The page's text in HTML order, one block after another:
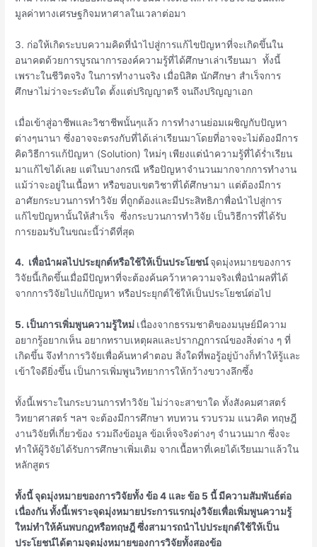
มูลค่าทางเศรษฐกิจมหาศาลในเวลาต่อมา
3. ก่อให้เกิดระบบความคิดที่นำไปสู่การแก้ไขปัญหาที่จะเกิดขึ้นใน
อนาคตด้วยการบูรณาการองค์ความรู้ที่ได้ศึกษาเล่าเรียนมา ทั้งนี้
เพราะในชีวิตจริง ในการทำงานจริง เมื่อนิสิต นักศึกษา สำเร็จการ
ศึกษาไม่ว่าจะระดับใด ตั้งแต่ปริญญาตรี จนถึงปริญญาเอก
เมื่อเข้าสู่อาชีพและวิชาชีพนั้นๆแล้ว การทำงานย่อมเผชิญกับปัญหา
ต่างๆนานา ซึ่งอาจจะตรงกับที่ได้เล่าเรียนมาโดยที่อาจจะไม่ต้องมีการ
คิดวิธีการแก้ปัญหา (Solution) ใหม่ๆ เพียงแต่นำความรู้ที่ได้ร่ำเรียน
มาแก้ไขได้เลย แต่ในบางกรณี หรือปัญหาจำนวนมากจากการทำงาน
แม้ว่าจะอยู่ในเนื้อหา หรือขอบเขตวิชาที่ได้ศึกษามา แต่ต้องมีการ
อาศัยกระบวนการทำวิจัย ที่ถูกต้องและมีประสิทธิภาพื่อนำไปสู่การ
แก้ไขปัญหานั้นให้สำเร็จ ซึ่งกระบวนการทำวิจัย เป็นวิธีการที่ได้รับ
การยอมรับในขณะนี้ว่าดีที่สุด
4. เพื่อนำผลไปประยุกต์หรือใช้ให้เป็นประโยชน์จุดมุ่งหมายของการ
วิจัยนี้เกิดขึ้นเมื่อมีปัญหาที่จะต้องค้นคว้าหาความจริงเพื่อนำผลที่ได้
จากการวิจัยไปแก้ปัญหา หรือประยุกต์ใช้ให้เป็นประโยชน์ต่อไป
5. เป็นการเพิ่มพูนความรู้ใหม่ เนื่องจากธรรมชาติของมนุษย์มีความ
อยากรู้อยากเห็น อยากทราบเหตุผลและปรากฏการณ์ของสิ่งต่าง ๆ ที่
เกิดขึ้น จึงทำการวิจัยเพื่อค้นหาคำตอบ สิ่งใดที่พอรู้อยู่บ้างก็ทำให้รู้และ
เข้าใจดียิ่งขึ้น เป็นการเพิ่มพูนวิทยาการให้กว้างขวางลึกซึ้ง
ทั้งนี้เพราะในกระบวนการทำวิจัย ไม่ว่าจะสาขาใด ทั้งสังคมศาสตร์
วิทยาศาสตร์ ฯลฯ จะต้องมีการศึกษา ทบทวน รวบรวม แนวคิด ทฤษฎี
งานวิจัยที่เกี่ยวข้อง รวมถึงข้อมูล ข้อเท็จจริงต่างๆ จำนวนมาก ซึ่งจะ
ทำให้ผู้วิจัยได้รับการศึกษาเพิ่มเติม จากเนื้อหาที่เคยได้เรียนมาแล้วใน
หลักสูตร
ทั้งนี้ จุดมุ่งหมายของการวิจัยทั้ง ข้อ 4 และ ข้อ 5 นี้ มีความสัมพันธ์ต่อ
เนื่องกัน ทั้งนี้เพราะจุดมุ่งหมายประการแรกมุ่งวิจัยเพื่อเพิ่มพูนความรู้
ใหม่ทำให้ค้นพบกฎหรือทฤษฎี ซึ่งสามารถนำไปประยุกต์ใช้ให้เป็น
ประโยชน์ได้ตามจุดมุ่งหมายของการวิจัยทั้งสองข้อ